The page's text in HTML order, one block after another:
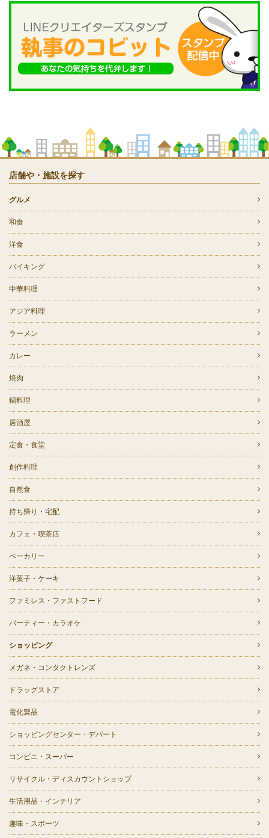
店舗や・施設を探す
グルメ
和食
洋食
バイキング
中華料理
アジア料理
ラーメン
カレー
焼肉
鍋料理
居酒屋
定食・食堂
創作料理
自然食
持ち帰り・宅配
カフェ・喫茶店
ベーカリー
洋菓子・ケーキ
ファミレス・ファストフード
パーティー・カラオケ
ショッピング
メガネ・コンタクトレンズ
ドラッグストア
電化製品
ショッピングセンター・デパート
コンビニ・スーパー
リサイクル・ディスカウントショップ
生活用品・インテリア
趣味・スポーツ